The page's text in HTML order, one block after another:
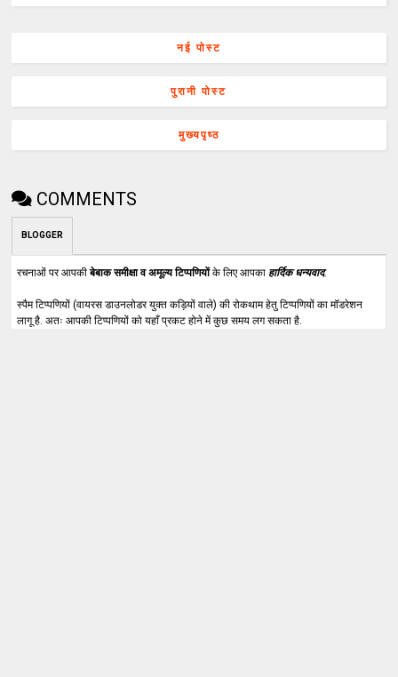
नई पोस्ट
पुरानी पोस्ट
मुख्यपृष्ठ
COMMENTS
BLOGGER
रचनाओं पर आपकीबेबाक समीक्षा व अमूल्य टिप्पणियोंके लिए आपका हार्दिक धन्यवाद.
स्पैम टिप्पणियों (वायरस डाउनलोडर युक्त कड़ियों वाले) की रोकथाम हेतु टिप्पणियों का मॉडरेशन
लागू है. अतः आपकी टिप्पणियों को यहाँ प्रकट होने में कुछ समय लग सकता है.